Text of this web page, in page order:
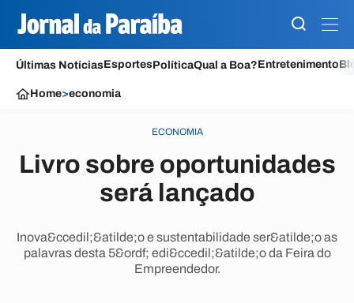
Últimas NotíciasEsportesPolíticaQual a Boa?Entretenimento
Home>economia
ECONOMIA
Livro sobre oportunidades
será lançado
Inova&ccedil;&atilde;o e sustentabilidade ser&atilde;o as
palavras desta 5&ordf; edi&ccedil;&atilde;o da Feira do
Empreendedor.